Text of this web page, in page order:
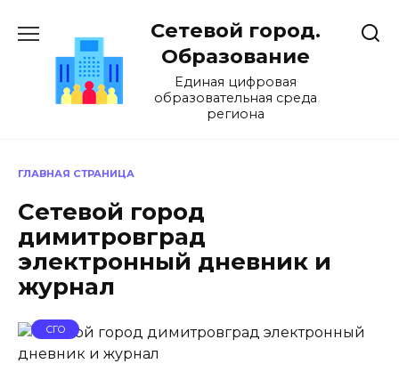
содержанию
Сетевой город.
Образование
Единая цифровая
образовательная среда
региона
ГЛАВНАЯ СТРАНИЦА
Сетевой город
димитровград
электронный дневник и
журнал
СГО